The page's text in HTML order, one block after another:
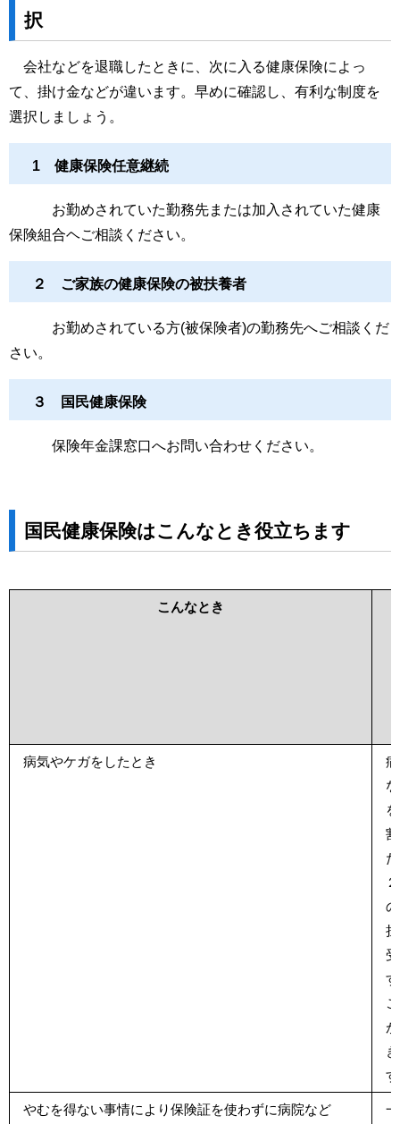
択
会社などを退職したときに、次に入る健康保険によっ
て、掛け金などが違います。早めに確認し、有利な制度を
選択しましょう。
1 健康保険任意継続
お勤めされていた勤務先または加入されていた健康
保険組合ヘご相談ください。
２ ご家族の健康保険の被扶養者
お勤めされている方(被保険者)の勤務先へご相談くだ
さい。
３ 国民健康保険
保険年金課窓口へお問い合わせください。
国民健康保険はこんなとき役立ちます
こんなとき
病気やケガをしたとき
やむを得ない事情により保険証を使わずに病院など 一